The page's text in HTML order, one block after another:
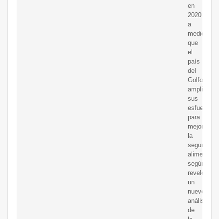
en
2020
a
medida
que
el
país
del
Golfo
amplió
sus
esfuerzos
para
mejorar
la
seguridad
según
reveló
un
nuevo
análisis
de